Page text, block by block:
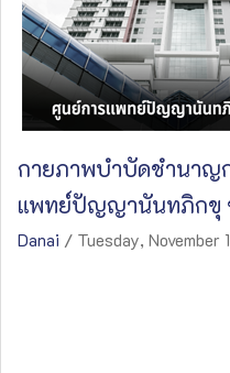
กายภาพบำบัดชำนาญ
แพทย์ปัญญานันทภิกขุ
Danai / Tuesday, November